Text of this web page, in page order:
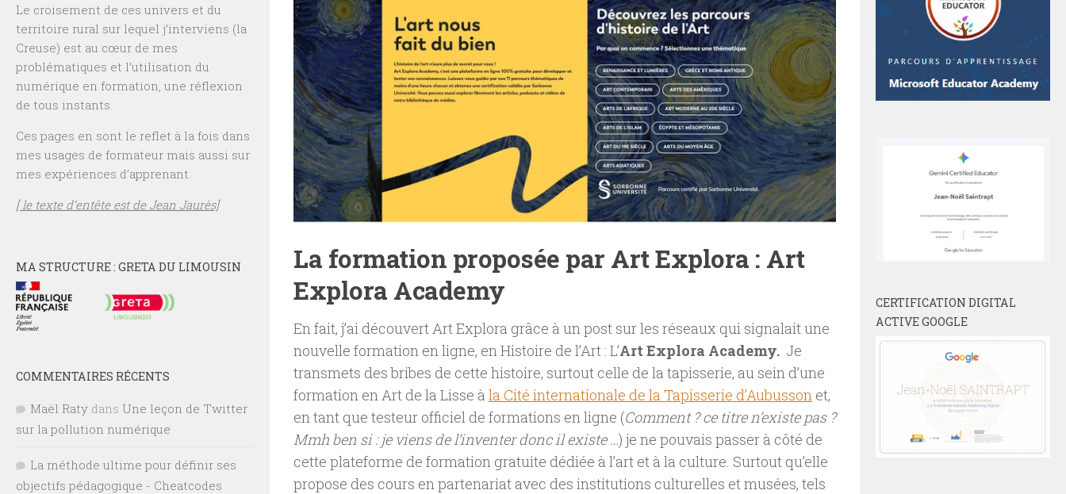
La formation proposée par Art Explora : Art
Explora Academy
En fait, j’ai découvert Art Explora grâce à un post sur les réseaux qui signalait une
nouvelle formation en ligne, en Histoire de l’Art : L’Art Explora Academy. Je
transmets des bribes de cette histoire, surtout celle de la tapisserie, au sein d’une
formation en Art de la Lisse à la Cité internationale de la Tapisserie d’Aubusson et,
en tant que testeur officiel de formations en ligne (Comment ? ce titre n’existe pas ?
Mmh ben si : je viens de l’inventer donc il existe …) je ne pouvais passer à côté de
cette plateforme de formation gratuite dédiée à l’art et à la culture. Surtout qu’elle
propose des cours en partenariat avec des institutions culturelles et musées, tels
Le croisement de ces univers et du
territoire rural sur lequel j’interviens (la
Creuse) est au cœur de mes
problématiques et l’utilisation du
numérique en formation, une réflexion
de tous instants.
Ces pages en sont le reflet à la fois dans
mes usages de formateur mais aussi sur
mes expériences d’apprenant.
[ le texte d’entête est de Jean Jaurès]
MA STRUCTURE : GRETA DU LIMOUSIN
COMMENTAIRES RÉCENTS
Maël Raty dans Une leçon de Twitter
sur la pollution numérique
La méthode ultime pour définir ses
objectifs pédagogique - Cheatcodes
CERTIFICATION DIGITAL
ACTIVE GOOGLE